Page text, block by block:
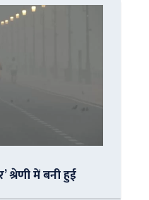
श्रेणी में बनी हुई